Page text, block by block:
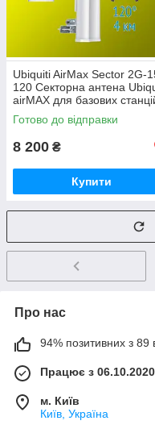
Ubiquiti AirMax Sector 2G-
120 Секторна антена
airMAX для базових
Готово до відправки
8 200 ₴
Купити
Про нас
94% позитивних з 89
Працює з 06.10.2020
м. Київ
Київ, Україна